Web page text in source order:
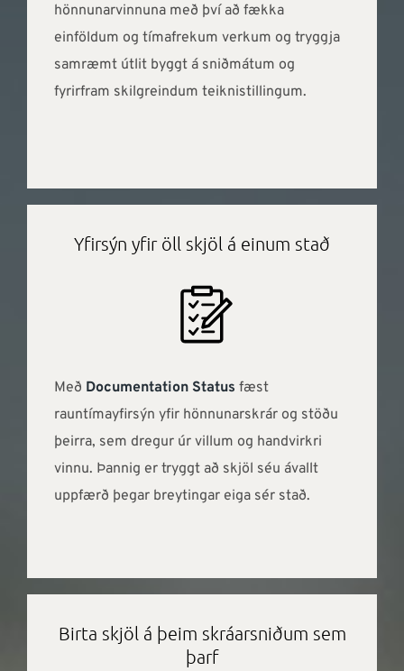
hönnunarvinnuna með því að fækka
einföldum og tímafrekum verkum og tryggja
samræmt útlit byggt á sniðmátum og
fyrirfram skilgreindum teiknistillingum.
Yfirsýn yfir öll skjöl á einum stað
Með Documentation Status fæst
rauntímayfirsýn yfir hönnunarskrár og stöðu
þeirra, sem dregur úr villum og handvirkri
vinnu. Þannig er tryggt að skjöl séu ávallt
uppfærð þegar breytingar eiga sér stað.
Birta skjöl á þeim skráarsniðum sem
þarf